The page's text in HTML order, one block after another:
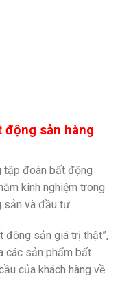
sản hàng
tập đoàn bất động
kinh nghiệm trong
và đầu tư.
động sản giá trị thật”,
các sản phẩm bất
của khách hàng về